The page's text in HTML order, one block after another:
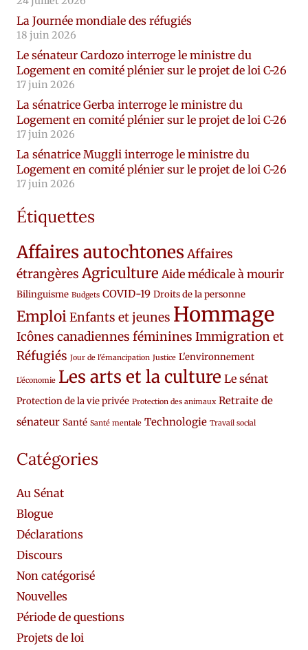
La Journée mondiale des réfugiés
18 juin 2026
Le sénateur Cardozo interroge le ministre du
Logement en comité plénier sur le projet de loi C-26
17 juin 2026
La sénatrice Gerba interroge le ministre du
Logement en comité plénier sur le projet de loi C-26
17 juin 2026
La sénatrice Muggli interroge le ministre du
Logement en comité plénier sur le projet de loi C-26
17 juin 2026
Étiquettes
Affaires autochtones Affaires
étrangères Agriculture Aide médicale à mourir
Bilinguisme Budgets COVID-19 Droits de la personne
EmploiEnfants et jeunes Hommage
Icônes canadiennes féminines Immigration et
Réfugiés Jour de l'émancipation Justice L'environnement
L'économie Les arts et la culture Le sénat
Protection de la vie privée Protection des animaux Retraite de
sénateur Santé Santé mentale Technologie Travail social
Catégories
Au Sénat
Blogue
Déclarations
Discours
Non catégorisé
Nouvelles
Période de questions
Projets de loi